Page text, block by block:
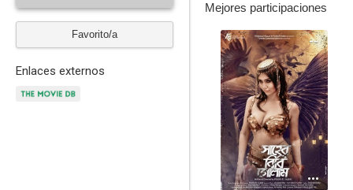
Favorito/a
Enlaces externos
Mejores participaciones
--